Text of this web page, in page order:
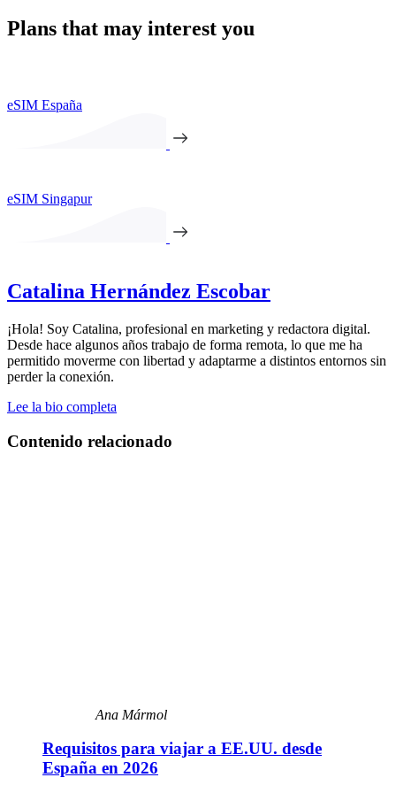
Plans that may interest you
eSIM España
eSIM Singapur
Catalina Hernández Escobar
¡Hola! Soy Catalina, profesional en marketing y redactora digital.
Desde hace algunos años trabajo de forma remota, lo que me ha
permitido moverme con libertad y adaptarme a distintos entornos sin
perder la conexión.
Lee la bio completa
Contenido relacionado
Ana Mármol
Requisitos para viajar a EE.UU. desde
España en 2026